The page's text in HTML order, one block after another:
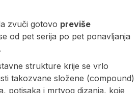
zvuči gotovo previše
od pet serija po pet ponavljanja
strukture krije se vrlo
takozvane složene (compound)
potisaka i mrtvog dizanja, koje